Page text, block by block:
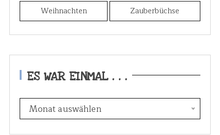
Weihnachten
Zauberbüchse
ES WAR EINMAL . . .
s
w
Monat auswählen